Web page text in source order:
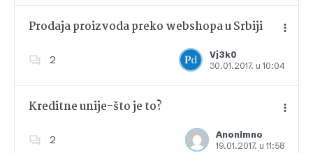
Prodaja proizvoda preko webshopa u Srbiji
2
Vj3k0
30.01.2017. u 10:04
Dodajte u favorite
Kreditne unije-što je to?
2
Anonimno
19.01.2017. u 11:58
Dodajte u favorite